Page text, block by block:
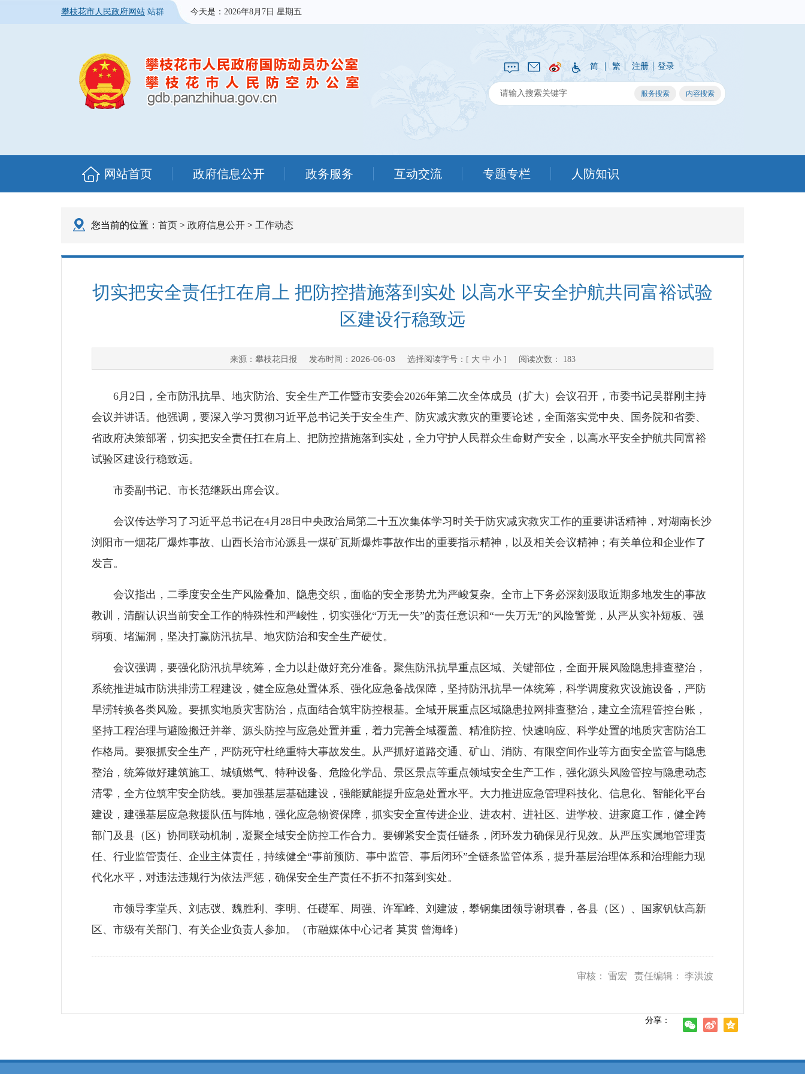
攀枝花市人民政府网站 站群 今天是： 2026年8月7日 星期五
简 | 繁 | 注册 | 登录
网站首页 政府信息公开 政务服务 互动交流 专题专栏 人防知识
您当前的位置： 首页 > 政府信息公开 > 工作动态
切实把安全责任扛在肩上 把防控措施落到实处 以高水平安全护航共同富裕试验
区建设行稳致远
来源： 攀枝花日报 发布时间： 2026-06-03 选择阅读字号：[ 大 中 小] 阅读次数： 183
6月2日，全市防汛抗旱、地灾防治、安全生产工作暨市安委会2026年第二次全体成员（扩大）会议召开，市委书记吴群刚主持
会议并讲话。他强调，要深入学习贯彻习近平总书记关于安全生产、防灾减灾救灾的重要论述，全面落实党中央、国务院和省委、
省政府决策部署，切实把安全责任扛在肩上、把防控措施落到实处，全力守护人民群众生命财产安全，以高水平安全护航共同富裕
试验区建设行稳致远。
市委副书记、市长范继跃出席会议。
会议传达学习了习近平总书记在4月28日中央政治局第二十五次集体学习时关于防灾减灾救灾工作的重要讲话精神，对湖南长沙
浏阳市一烟花厂爆炸事故、山西长治市沁源县一煤矿瓦斯爆炸事故作出的重要指示精神，以及相关会议精神；有关单位和企业作了
发言。
会议指出，二季度安全生产风险叠加、隐患交织，面临的安全形势尤为严峻复杂。全市上下务必深刻汲取近期多地发生的事故
教训，清醒认识当前安全工作的特殊性和严峻性，切实强化“万无一失”的责任意识和“一失万无”的风险警觉，从严从实补短板、强
弱项、堵漏洞，坚决打赢防汛抗旱、地灾防治和安全生产硬仗。
会议强调，要强化防汛抗旱统筹，全力以赴做好充分准备。聚焦防汛抗旱重点区域、关键部位，全面开展风险隐患排查整治，
系统推进城市防洪排涝工程建设，健全应急处置体系、强化应急备战保障，坚持防汛抗旱一体统筹，科学调度救灾设施设备，严防
旱涝转换各类风险。要抓实地质灾害防治，点面结合筑牢防控根基。全域开展重点区域隐患拉网排查整治，建立全流程管控台账，
坚持工程治理与避险搬迁并举、源头防控与应急处置并重，着力完善全域覆盖、精准防控、快速响应、科学处置的地质灾害防治工
作格局。要狠抓安全生产，严防死守杜绝重特大事故发生。从严抓好道路交通、矿山、消防、有限空间作业等方面安全监管与隐患
整治，统筹做好建筑施工、城镇燃气、特种设备、危险化学品、景区景点等重点领域安全生产工作，强化源头风险管控与隐患动态
清零，全方位筑牢安全防线。要加强基层基础建设，强能赋能提升应急处置水平。大力推进应急管理科技化、信息化、智能化平台
建设，建强基层应急救援队伍与阵地，强化应急物资保障，抓实安全宣传进企业、进农村、进社区、进学校、进家庭工作，健全跨
部门及县（区）协同联动机制，凝聚全域安全防控工作合力。要铆紧安全责任链条，闭环发力确保见行见效。从严压实属地管理责
任、行业监管责任、企业主体责任，持续健全“事前预防、事中监管、事后闭环”全链条监管体系，提升基层治理体系和治理能力现
代化水平，对违法违规行为依法严惩，确保安全生产责任不折不扣落到实处。
市领导李堂兵、刘志弢、魏胜利、李明、任礎军、周强、许军峰、刘建波，攀钢集团领导谢琪春，各县（区）、国家钒钛高新
区、市级有关部门、有关企业负责人参加。（市融媒体中心记者 莫贯 曾海峰）
审核： 雷宏 责任编辑： 李洪波
分享：